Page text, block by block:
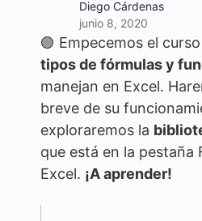
Diego Cárdenas
junio 8, 2020
🟢 Empecemos el
tipos de fórmulas y
manejan en Excel.
breve de su
exploraremos la
que está en la pestaña
Excel. ¡A aprender!